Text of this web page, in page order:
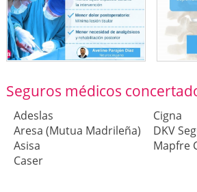
Seguros médicos
Adeslas
Aresa (Mutua Madrileña)
Asisa
Caser
Cigna
DKV
Mapfre